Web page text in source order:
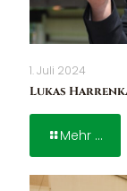
1. Juli 2024
Lukas
Mehr ...